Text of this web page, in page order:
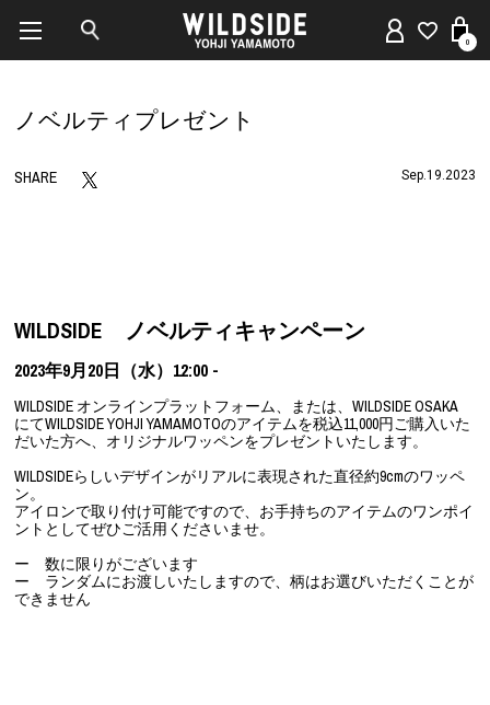
0
ノベルティプレゼント
SHARE Sep.19.2023
WILDSIDE ノベルティキャンペーン
2023年9月20日（水）12:00 -
WILDSIDE オンラインプラットフォーム、または、WILDSIDE OSAKA
にてWILDSIDE YOHJI YAMAMOTOのアイテムを税込11,000円ご購入いた
だいた方へ、オリジナルワッペンをプレゼントいたします。
WILDSIDEらしいデザインがリアルに表現された直径約9cmのワッペ
ン。
アイロンで取り付け可能ですので、お手持ちのアイテムのワンポイ
ントとしてぜひご活用くださいませ。
ー 数に限りがございます
ー ランダムにお渡しいたしますので、柄はお選びいただくことが
できません